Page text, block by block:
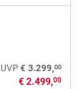
UVP € 3.299,00
€ 2.499,00